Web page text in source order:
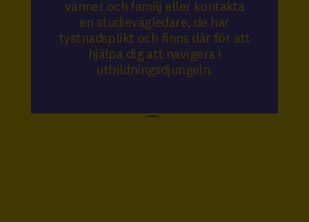
vänner och familj eller kontakta
en studievägledare, de har
tystnadsplikt och finns där för att
hjälpa dig att navigera i
utbildningsdjungeln.